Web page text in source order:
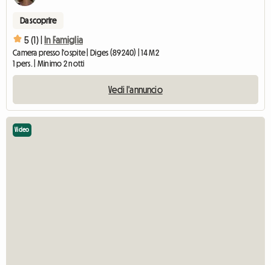
Da scoprire
5 (1) | In Famiglia
Camera presso l'ospite | Diges (89240) | 14 M2
1 pers. | Minimo 2 notti
Vedi l'annuncio
Video